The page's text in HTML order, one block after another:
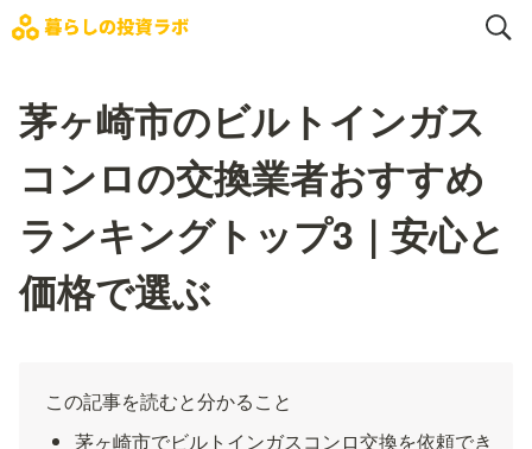
茅ヶ崎市のビルトインガス
コンロの交換業者おすすめ
ランキングトップ3｜安心と
価格で選ぶ
この記事を読むと分かること
茅ヶ崎市でビルトインガスコンロ交換を依頼でき